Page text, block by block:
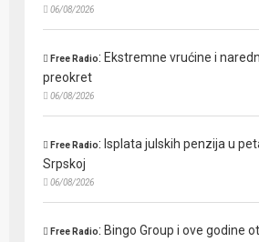
06/08/2026
Free Radio: Ekstremne vrućine i
preokret
06/08/2026
Free Radio: Isplata julskih penzija u
Srpskoj
06/08/2026
Free Radio: Bingo Group i ove godine